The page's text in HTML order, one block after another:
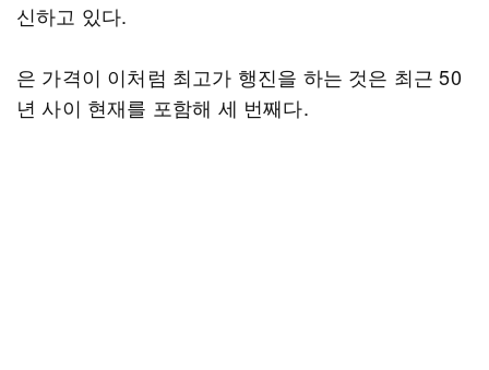
신하고 있다.
은 가격이 이처럼 최고가 행진을 하는 것은 최근 50
년 사이 현재를 포함해 세 번째다.